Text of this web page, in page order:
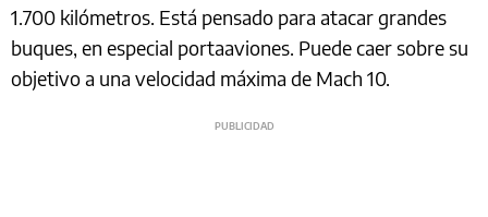
1.700 kilómetros. Está pensado para atacar grandes
buques, en especial portaaviones. Puede caer sobre su
objetivo a una velocidad máxima de Mach 10.